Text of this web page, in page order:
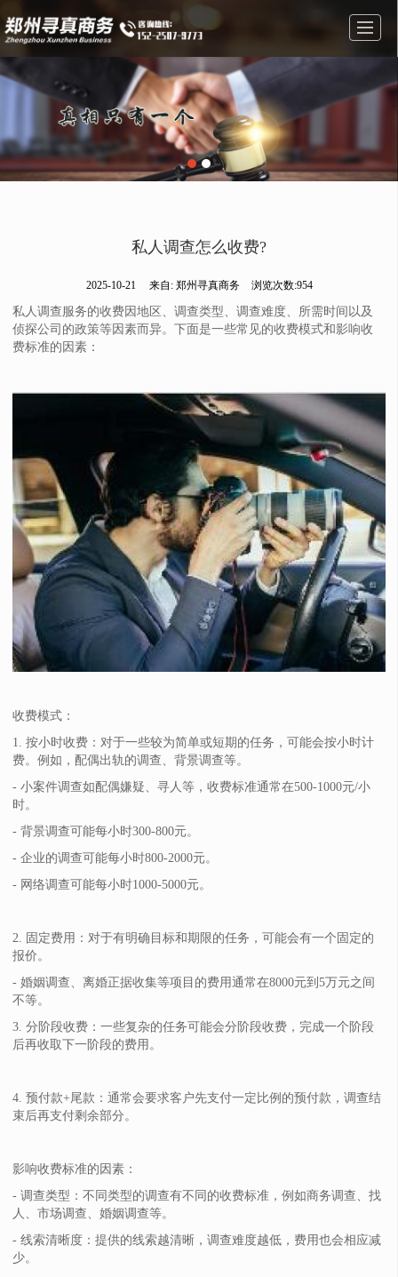
首页 图库展示 公司简介
在线留言 联系方式 地图导航
私人调查怎么收费?
2025-10-21 来自: 郑州寻真商务 浏览次数:954
私人调查服务的收费因地区、调查类型、调查难度、所需时间以及
侦探公司的政策等因素而异。下面是一些常见的收费模式和影响收
费标准的因素：
收费模式：
1. 按小时收费：对于一些较为简单或短期的任务，可能会按小时计
费。例如，配偶出轨的调查、背景调查等。
- 小案件调查如配偶嫌疑、寻人等，收费标准通常在500-1000元/小
时。
- 背景调查可能每小时300-800元。
- 企业的调查可能每小时800-2000元。
- 网络调查可能每小时1000-5000元。
2. 固定费用：对于有明确目标和期限的任务，可能会有一个固定的
报价。
- 婚姻调查、离婚正据收集等项目的费用通常在8000元到5万元之间
不等。
3. 分阶段收费：一些复杂的任务可能会分阶段收费，完成一个阶段
后再收取下一阶段的费用。
4. 预付款+尾款：通常会要求客户先支付一定比例的预付款，调查结
束后再支付剩余部分。
影响收费标准的因素：
- 调查类型：不同类型的调查有不同的收费标准，例如商务调查、找
人、市场调查、婚姻调查等。
- 线索清晰度：提供的线索越清晰，调查难度越低，费用也会相应减
少。